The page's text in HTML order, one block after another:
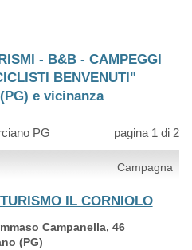
- B&B - CAMPEGGI
BENVENUTI"
e vicinanza
PG pagina 1 di 2
Campagna
IL CORNIOLO
Campanella, 46
(PG)